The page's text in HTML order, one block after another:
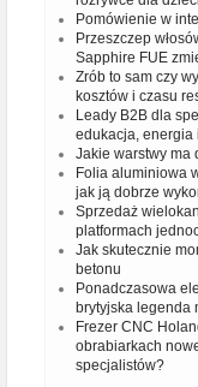
Pomówienie w
Przeszczep
Sapphire FUE
Zrób to sam czy
kosztów i czasu
Leady B2B dla
edukacja, energia
Jakie warstwy ma
Folia aluminiowa
jak ją dobrze
Sprzedaż
platformach
Jak skutecznie
betonu
Ponadczasowa
brytyjska legenda
Frezer CNC
obrabiarkach
specjalistów?